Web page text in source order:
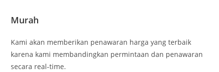
Murah
Kami akan memberikan penawaran harga yang terbaik
karena kami membandingkan permintaan dan penawaran
secara real-time.